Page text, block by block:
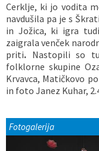
Cerklje, ki jo vodita
navdušila pa je s
in Jožica, ki igra
zaigrala venček
priti. Nastopili so
folklorne skupine
Krvavca, Matičkovo
in foto Janez Kuhar,
Fotogalerija